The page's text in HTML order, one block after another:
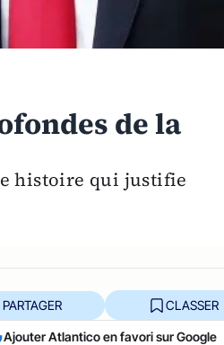
de la
histoire qui justifie
PARTAGER CLASSER
Ajouter Atlantico en favori sur Google